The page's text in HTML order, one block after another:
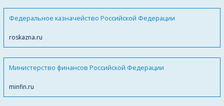
Федеральное казначейство Российской Федерации
roskazna.ru
Министерство финансов Российской Федерации
minfin.ru